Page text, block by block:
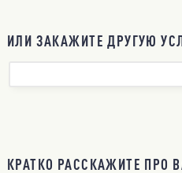
ИЛИ ЗАКАЖИТЕ ДРУГУЮ
КРАТКО РАССКАЖИТЕ ПРО